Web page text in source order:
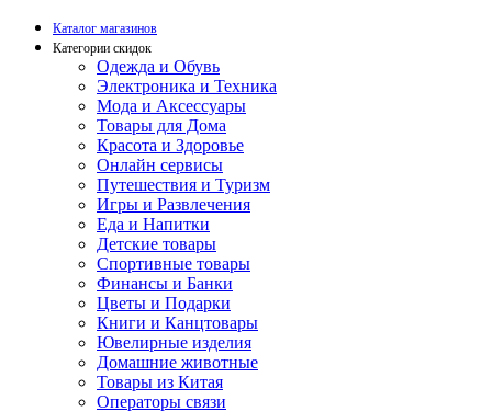
Каталог магазинов
Категории скидок
Одежда и Обувь
Электроника и Техника
Мода и Аксессуары
Товары для Дома
Красота и Здоровье
Онлайн сервисы
Путешествия и Туризм
Игры и Развлечения
Еда и Напитки
Детские товары
Спортивные товары
Финансы и Банки
Цветы и Подарки
Книги и Канцтовары
Ювелирные изделия
Домашние животные
Товары из Китая
Операторы связи